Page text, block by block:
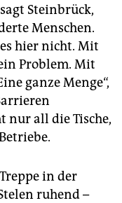
Steinbrück,
Menschen.
hier nicht. Mit
Problem. Mit
ganze Menge“,
nur all die Tische,
in der
ruhend –